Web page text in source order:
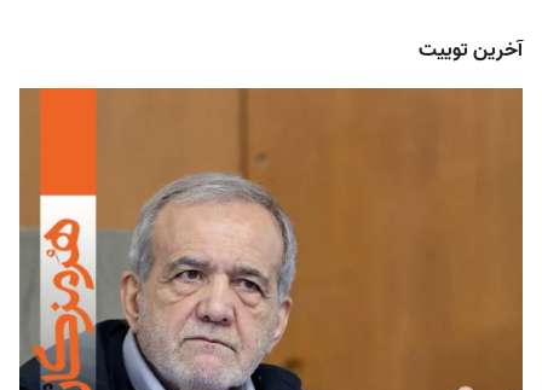
آخرین توییت